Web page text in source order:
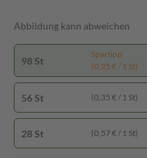
Abbildung kann abweichen
98 St
Spartipp
(0,25 € / 1 St)
56 St (0,35 € / 1 St)
28 St (0,57 € / 1 St)